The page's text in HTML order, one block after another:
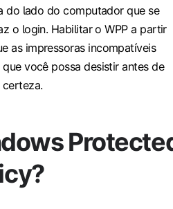
do lado do computador que se
o login. Habilitar o WPP a partir
as impressoras incompatíveis
você possa desistir antes de